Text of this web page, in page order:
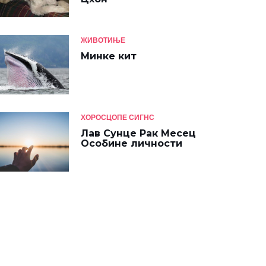
ЖИВОТИЊЕ
Минке кит
ХОРОСЦОПЕ СИГНС
Лав Сунце Рак Месец
Особине личности